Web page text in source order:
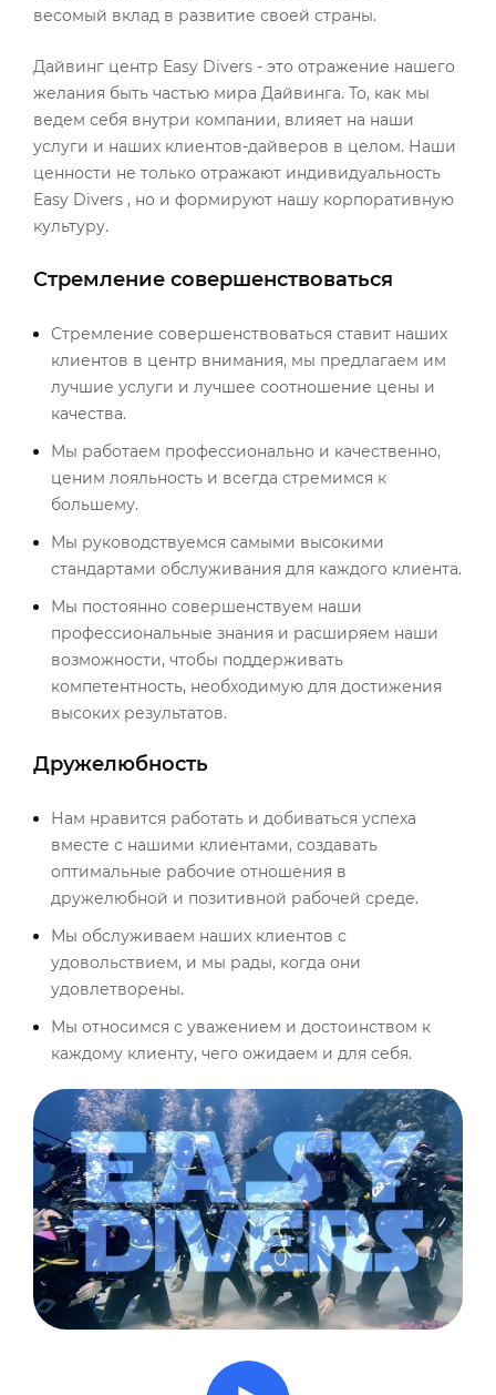
весомый вклад в развитие своей страны.
Дайвинг центр Easy Divers - это отражение нашего
желания быть частью мира Дайвинга. То, как мы
ведем себя внутри компании, влияет на наши
услуги и наших клиентов-дайверов в целом. Наши
ценности не только отражают индивидуальность
Easy Divers , но и формируют нашу корпоративную
культуру.
Стремление совершенствоваться
Стремление совершенствоваться ставит наших
клиентов в центр внимания, мы предлагаем им
лучшие услуги и лучшее соотношение цены и
качества.
Мы работаем профессионально и качественно,
ценим лояльность и всегда стремимся к
большему.
Мы руководствуемся самыми высокими
стандартами обслуживания для каждого клиента.
Мы постоянно совершенствуем наши
профессиональные знания и расширяем наши
возможности, чтобы поддерживать
компетентность, необходимую для достижения
высоких результатов.
Дружелюбность
Нам нравится работать и добиваться успеха
вместе с нашими клиентами, создавать
оптимальные рабочие отношения в
дружелюбной и позитивной рабочей среде.
Мы обслуживаем наших клиентов с
удовольствием, и мы рады, когда они
удовлетворены.
Мы относимся с уважением и достоинством к
каждому клиенту, чего ожидаем и для себя.